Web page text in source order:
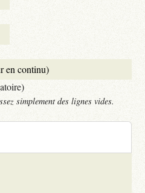
simplement des lignes vides.